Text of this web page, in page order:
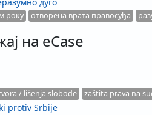
року отворена врата правосуђа
на eCase
/ lišenja slobode zaštita prava na
protiv Srbije